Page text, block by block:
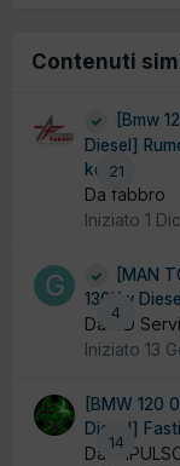
Contenuti
21
[Bmw
Diesel]
ko?
Da fabbro
Iniziato 1
4
[MAN
130Kw
Da GD
Iniziato 13
14
[BMW 120
Diesel]
Da